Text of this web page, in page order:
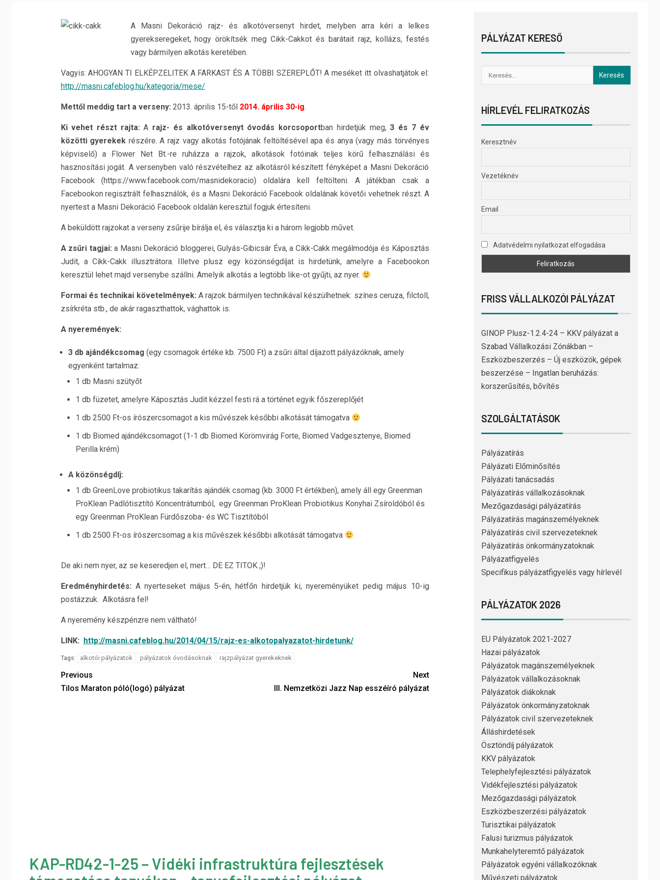
A Masni Dekoráció rajz- és alkotóversenyt hirdet, melyben arra kéri a lelkes
gyerekseregeket, hogy örökítsék meg Cikk-Cakkot és barátait rajz, kollázs, festés
vagy bármilyen alkotás keretében.
Vagyis: AHOGYAN TI ELKÉPZELITEK A FARKAST ÉS A TÖBBI SZEREPLŐT! A meséket itt olvashatjátok el:
http://masni.cafeblog.hu/kategoria/mese/
Mettől meddig tart a verseny: 2013. április 15-től 2014. április 30-ig.
Ki vehet részt rajta: A rajz- és alkotóversenyt óvodás korcsoportban hirdetjük meg,3 és 7 év
közötti gyerekek részére. A rajz vagy alkotás fotójának feltöltésével apa és anya (vagy más törvényes
képviselő) a Flower Net Bt.-re ruházza a rajzok, alkotások fotóinak teljes körű felhasználási és
hasznosítási jogát. A versenyben való részvételhez az alkotásról készített fényképet a Masni Dekoráció
Facebook (https://www.facebook.com/masnidekoracio) oldalára kell feltölteni. A játékban csak a
Facebookon regisztrált felhasználók, és a Masni Dekoráció Facebook oldalának követői vehetnek részt. A
nyertest a Masni Dekoráció Facebook oldalán keresztül fogjuk értesíteni.
A beküldött rajzokat a verseny zsűrije bírálja el, és választja ki a három legjobb művet.
A zsűri tagjai: a Masni Dekoráció bloggerei, Gulyás-Gibicsár Éva, a Cikk-Cakk megálmodója és Káposztás
Judit, a Cikk-Cakk illusztrátora. Illetve plusz egy közönségdíjat is hirdetünk, amelyre a Facebookon
keresztül lehet majd versenybe szállni. Amelyik alkotás a legtöbb like-ot gyűjti, az nyer.
Formai és technikai követelmények: A rajzok bármilyen technikával készülhetnek: színes ceruza, filctoll,
zsírkréta stb., de akár ragaszthattok, vághattok is.
A nyeremények:
3 db ajándékcsomag (egy csomagok értéke kb. 7500 Ft) a zsűri által díjazott pályázóknak, amely
egyenként tartalmaz:
1 db Masni szütyőt
1 db füzetet, amelyre Káposztás Judit kézzel festi rá a történet egyik főszereplőjét
1 db 2500 Ft-os írószercsomagot a kis művészek későbbi alkotását támogatva
1 db Biomed ajándékcsomagot (1-1 db Biomed Körömvirág Forte, Biomed Vadgesztenye, Biomed
Perilla krém)
A közönségdíj:
1 db GreenLove probiotikus takarítás ajándék csomag (kb. 3000 Ft értékben), amely áll egy Greenman
ProKlean Padlótisztító Koncentrátumból, egy Greenman ProKlean Probiotikus Konyhai Zsíroldóból és
egy Greenman ProKlean Fürdőszoba- és WC Tisztítóból
1 db 2500 Ft-os írószercsomag a kis művészek későbbi alkotását támogatva
De aki nem nyer, az se keseredjen el, mert… DE EZ TITOK ;)!
Eredményhirdetés: A nyerteseket május 5-én, hétfőn hirdetjük ki, nyereményüket pedig május 10-ig
postázzuk. Alkotásra fel!
A nyeremény készpénzre nem váltható!
LINK: http://masni.cafeblog.hu/2014/04/15/rajz-es-alkotopalyazatot-hirdetunk/
Tags: alkotói pályázatok pályázatok óvodásoknak rajzpályázat gyerekeknek
Previous
Tilos Maraton póló(logó) pályázat
Next
III. Nemzetközi Jazz Nap esszéíró pályázat
KAP-RD42-1-25 – Vidéki infrastruktúra fejlesztések
PÁLYÁZAT KERESŐ
HÍRLEVÉL FELIRATKOZÁS
Keresztnév
Vezetéknév
Email
Adatvédelmi nyilatkozat elfogadása
FRISS VÁLLALKOZÓI PÁLYÁZAT
GINOP Plusz-1.2.4-24 – KKV pályázat a
Szabad Vállalkozási Zónákban –
Eszközbeszerzés – Új eszközök, gépek
beszerzése – Ingatlan beruházás:
korszerűsítés, bővítés
SZOLGÁLTATÁSOK
Pályázatírás
Pályázati Előminősítés
Pályázati tanácsadás
Pályázatírás vállalkozásoknak
Mezőgazdasági pályázatírás
Pályázatírás magánszemélyeknek
Pályázatírás civil szervezeteknek
Pályázatírás önkormányzatoknak
Pályázatfigyelés
Specifikus pályázatfigyelés vagy hírlevél
PÁLYÁZATOK 2026
EU Pályázatok 2021-2027
Hazai pályázatok
Pályázatok magánszemélyeknek
Pályázatok vállalkozásoknak
Pályázatok diákoknak
Pályázatok önkormányzatoknak
Pályázatok civil szervezeteknek
Álláshirdetések
Ösztöndíj pályázatok
KKV pályázatok
Telephelyfejlesztési pályázatok
Vidékfejlesztési pályázatok
Mezőgazdasági pályázatok
Eszközbeszerzési pályázatok
Turisztikai pályázatok
Falusi turizmus pályázatok
Munkahelyteremtő pályázatok
Pályázatok egyéni vállalkozóknak
Művészeti pályázatok